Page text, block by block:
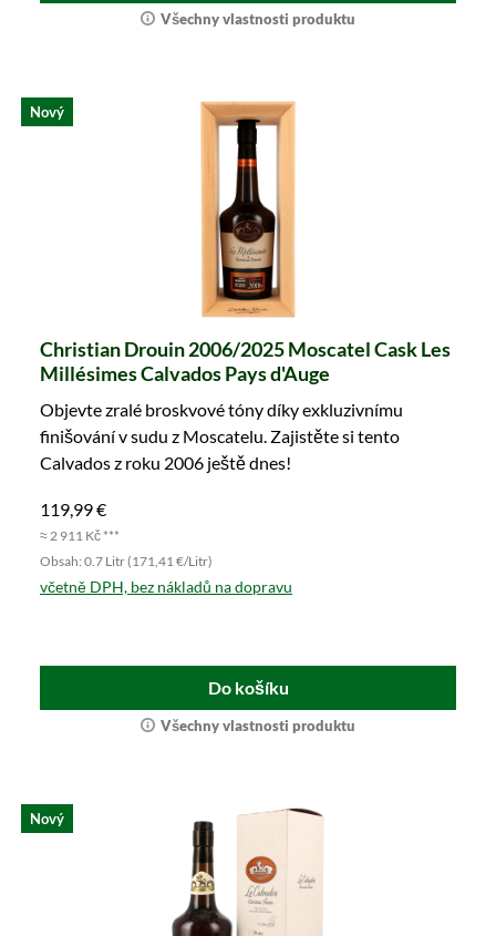
Všechny vlastnosti produktu
Nový
Christian Drouin 2006/2025 Moscatel Cask Les
Millésimes Calvados Pays d'Auge
Objevte zralé broskvové tóny díky exkluzivnímu
finišování v sudu z Moscatelu. Zajistěte si tento
Calvados z roku 2006 ještě dnes!
119,99 €
≈ 2 911 Kč ***
Obsah: 0.7 Litr (171,41 €/Litr)
včetně DPH, bez nákladů na dopravu
Do košíku
Všechny vlastnosti produktu
Nový